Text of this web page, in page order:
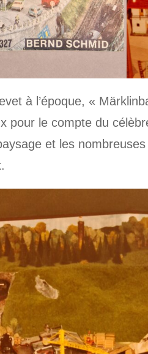
à l’époque, «
pour le compte du
et les